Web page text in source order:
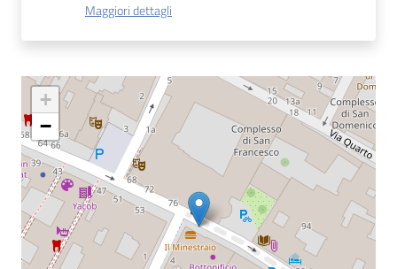
lettura
Seguici
su
Maggiori dettagli
+
−